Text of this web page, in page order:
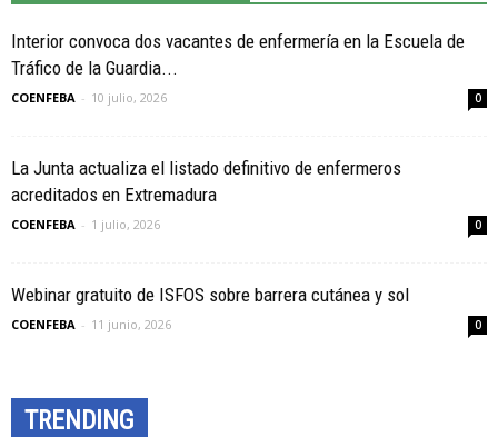
Interior convoca dos vacantes de enfermería en la Escuela de
Tráfico de la Guardia...
COENFEBA - 10 julio, 2026 0
La Junta actualiza el listado definitivo de enfermeros
acreditados en Extremadura
COENFEBA - 1 julio, 2026 0
Webinar gratuito de ISFOS sobre barrera cutánea y sol
COENFEBA - 11 junio, 2026 0
TRENDING